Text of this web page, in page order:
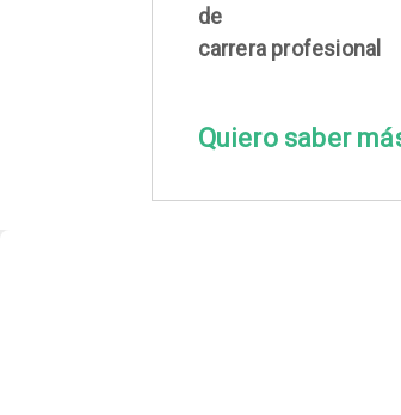
de
carrera profesional
Quiero saber